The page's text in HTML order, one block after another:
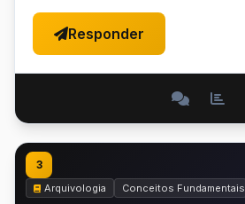
Responder
3
Arquivologia
Conceitos Fundamentais